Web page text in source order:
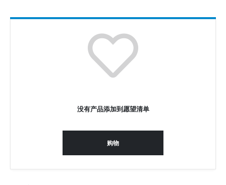
没有产品添加到愿望清单
购物